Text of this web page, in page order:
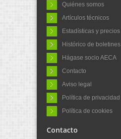
Quiénes somos
Artículos técnicos
Estadísticas y precios
Histórico de boletines
Hágase socio AECA
Contacto
Aviso legal
Política de privacidad
Política de cookies
Contacto